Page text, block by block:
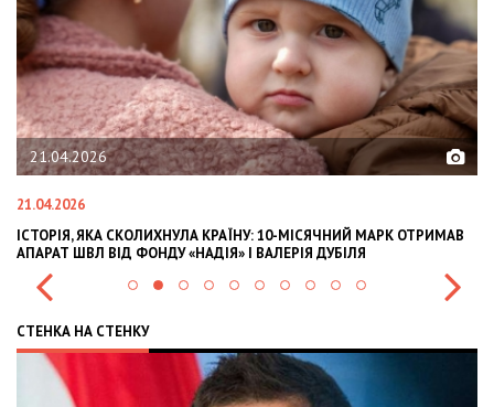
21.04.2026
21.04.2026
ІСТОРІЯ, ЯКА СКОЛИХНУЛА КРАЇНУ: 10-МІСЯЧНИЙ МАРК ОТРИМАВ
АПАРАТ ШВЛ ВІД ФОНДУ «НАДІЯ» І ВАЛЕРІЯ ДУБІЛЯ
СТЕНКА НА СТЕНКУ